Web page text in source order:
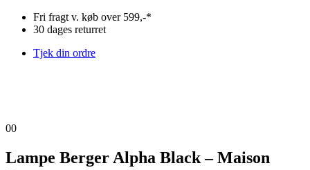
Fri fragt v. køb over 599,-*
30 dages returret
Tjek din ordre
00
Lampe Berger Alpha Black – Maison